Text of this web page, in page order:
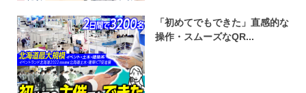
「初めてでもできた」直感的な
操作・スムーズなQR...